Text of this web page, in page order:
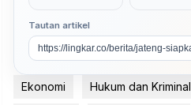
Tautan artikel
Ekonomi Hukum dan Kriminal